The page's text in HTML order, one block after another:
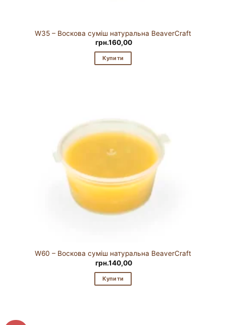
W35 – Воскова суміш натуральна BeaverCraft
грн.160,00
Купити
W60 – Воскова суміш натуральна BeaverCraft
грн.140,00
Купити